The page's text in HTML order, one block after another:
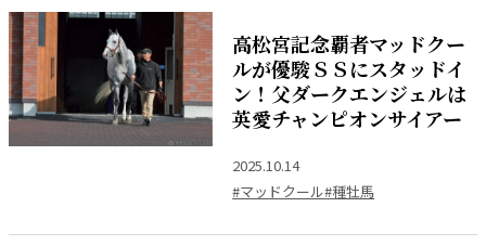
高松宮記念覇者マッドクー
ルが優駿ＳＳにスタッドイ
ン！父ダークエンジェルは
英愛チャンピオンサイアー
2025.10.14
#マッドクール#種牡馬